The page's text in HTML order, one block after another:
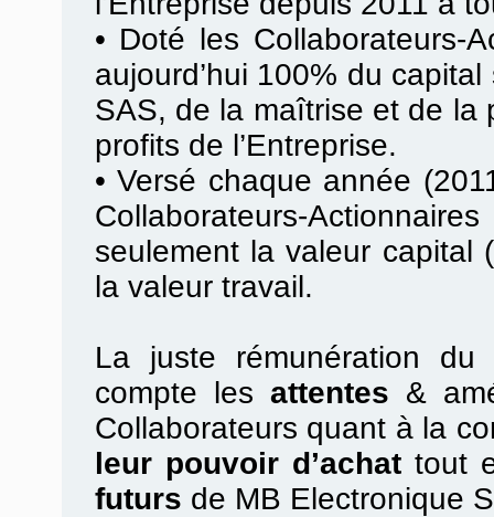
• Doté les Collaborateurs-
aujourd’hui 100% du
SAS, de la maîtrise et de la
profits de l’Entreprise.
• Versé chaque année
Collaborateurs-
seulement la valeur capital
la valeur travail.
La juste rémunération du
compte les attentes &
Collaborateurs quant à la
leur pouvoir d’achattout
futurs de MB Electronique